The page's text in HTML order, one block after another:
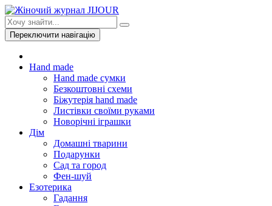
Переключити навігацію
Hand made
Hand made сумки
Безкоштовні схеми
Біжутерія hand made
Листівки своїми руками
Новорічні іграшки
Дім
Домашні тварини
Подарунки
Сад та город
Фен-шуй
Езотерика
Гадання